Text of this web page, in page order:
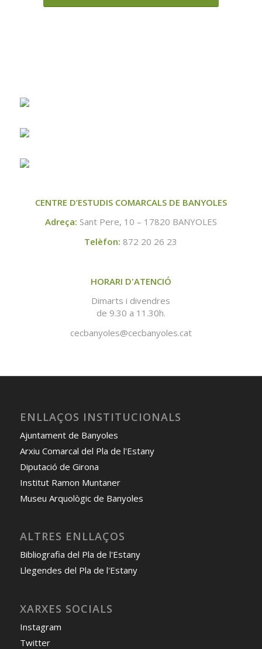
CENTRE D’ESTUDIS COMARCALS DE BANYOLES
Adreça: Sant Pere, 10 – 17820 BANYOLES
Telèfon: 872 20 26 23
HORARI D'ATENCIÓ
Dimarts i divendres
de 9.30 a 11.30h.
cecbanyoles@cecbanyoles.cat
ENLLAÇOS INSTITUCIONALS
Ajuntament de Banyoles
Arxiu Comarcal del Pla de l'Estany
Diputació de Girona
Institut Ramon Muntaner
Museu Arquològic de Banyoles
ALTRES ENLLAÇOS
Bibliografia del Pla de l'Estany
Llegendes del Pla de l'Estany
XARXES SOCIALS
Instagram
Twitter